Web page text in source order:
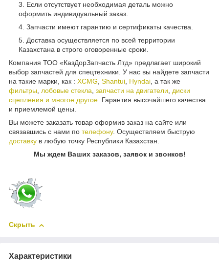
Если отсутствует необходимая деталь можно
оформить индивидуальный заказ.
Запчасти имеют гарантию и сертификаты качества.
Доставка осуществляется по всей территории
Казахстана в строго оговоренные сроки.
Компания ТОО «КазДорЗапчасть Лтд» предлагает широкий
выбор запчастей для спецтехники. У нас вы найдете запчасти
на такие марки, как : XCMG, Shantui, Hyndai, а так же
фильтры, лобовые стекла, запчасти на двигатели, диски
сцепления и многое другое. Гарантия высочайшего качества
и приемлемой цены.
Вы можете заказать товар оформив заказ на сайте или
связавшись с нами по телефону. Осуществляем быструю
доставку в любую точку Республики Казахстан.
Мы ждем Ваших заказов, заявок и звонков!
Скрыть
Характеристики